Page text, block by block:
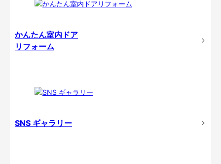
かんたん室内ドア
リフォーム
SNS ギャラリー